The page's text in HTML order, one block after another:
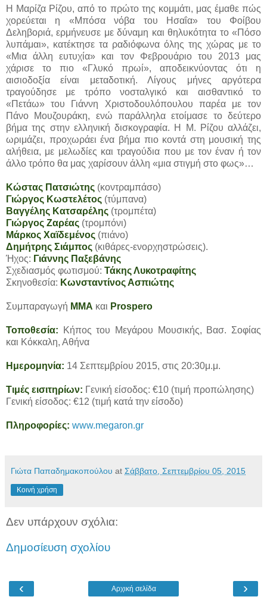
Η Μαρίζα Ρίζου, από το πρώτο της κομμάτι, μας έμαθε πώς
χορεύεται η «Μπόσα νόβα του Ησαΐα» του Φοίβου
Δεληβοριά, ερμήνευσε με δύναμη και θηλυκότητα το «Πόσο
λυπάμαι», κατέκτησε τα ραδιόφωνα όλης της χώρας με το
«Μια άλλη ευτυχία» και τον Φεβρουάριο του 2013 μας
χάρισε το πιο «Γλυκό πρωί», αποδεικνύοντας ότι η
αισιοδοξία είναι μεταδοτική. Λίγους μήνες αργότερα
τραγούδησε με τρόπο νοσταλγικό και αισθαντικό το
«Πετάω» του Γιάννη Χριστοδουλόπουλου παρέα με τον
Πάνο Μουζουράκη, ενώ παράλληλα ετοίμασε το δεύτερο
βήμα της στην ελληνική δισκογραφία. Η Μ. Ρίζου αλλάζει,
ωριμάζει, προχωράει ένα βήμα πιο κοντά στη μουσική της
αλήθεια, με μελωδίες και τραγούδια που με τον έναν ή τον
άλλο τρόπο θα μας χαρίσουν άλλη «μια στιγμή στο φως»…
Κώστας Πατσιώτης (κοντραμπάσο)
Γιώργος Κωστελέτος (τύμπανα)
Βαγγέλης Κατσαρέλης (τρομπέτα)
Γιώργος Ζαρέας (τρομπόνι)
Μάρκος Χαϊδεμένος (πιάνο)
Δημήτρης Σιάμπος (κιθάρες-ενορχηστρώσεις).
Ήχος: Γιάννης Παξεβάνης
Σχεδιασμός φωτισμού: Τάκης Λυκοτραφίτης
Σκηνοθεσία: Κωνσταντίνος Ασπιώτης
Συμπαραγωγή ΜΜΑ και Prospero
Τοποθεσία: Κήπος του Μεγάρου Μουσικής, Βασ. Σοφίας
και Κόκκαλη, Αθήνα
Ημερομηνία: 14 Σεπτεμβρίου 2015, στις 20:30μ.μ.
Τιμές εισιτηρίων: Γενική είσοδος: €10 (τιμή προπώλησης)
Γενική είσοδος: €12 (τιμή κατά την είσοδο)
Πληροφορίες: www.megaron.gr
Γιώτα Παπαδημακοπούλου at Σάββατο, Σεπτεμβρίου 05, 2015
Κοινή χρήση
Δεν υπάρχουν σχόλια:
Δημοσίευση σχολίου
‹ ›
Αρχική σελίδα